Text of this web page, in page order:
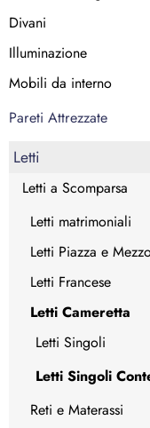
Divani
Illuminazione
Mobili da interno
Pareti Attrezzate
Letti
Letti a Scomparsa
Letti matrimoniali
Letti Piazza e
Letti Francese
Letti Cameretta
Letti Singoli
Letti Singoli
Reti e Materassi